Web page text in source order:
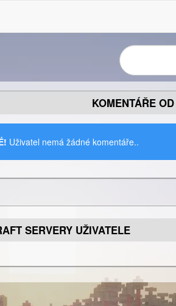
KOMENTÁŘE
Uživatel nemá žádné komentáře..
SERVERY UŽIVATELE